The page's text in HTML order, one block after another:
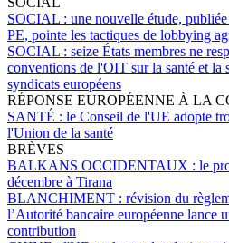
SOCIAL : une nouvelle étude,
PE, pointe les tactiques de lobbying
SOCIAL : seize États membres ne
conventions de l'OIT sur la santé et la
syndicats européens
RÉPONSE EUROPÉENNE À LA
SANTÉ : le Conseil de l'UE adopte
l'Union de la santé
BRÈVES
BALKANS OCCIDENTAUX : le
décembre à Tirana
BLANCHIMENT : révision du
l’Autorité bancaire européenne lance
contribution